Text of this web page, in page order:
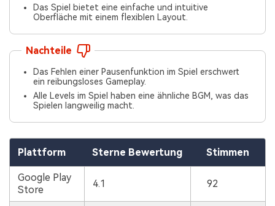
Das Spiel bietet eine einfache und intuitive
Oberfläche mit einem flexiblen Layout.
Nachteile
Das Fehlen einer Pausenfunktion im Spiel erschwert
ein reibungsloses Gameplay.
Alle Levels im Spiel haben eine ähnliche BGM, was das
Spielen langweilig macht.
Plattform Sterne Bewertung Stimmen
Google Play
Store
4.1 92